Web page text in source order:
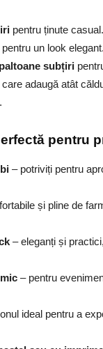
pentru ținute casual.
pentru un look elegant.
subțiri
care adaugă atât
pentru
– potriviți pentru
și pline de
– eleganți și
– pentru
ideal pentru a